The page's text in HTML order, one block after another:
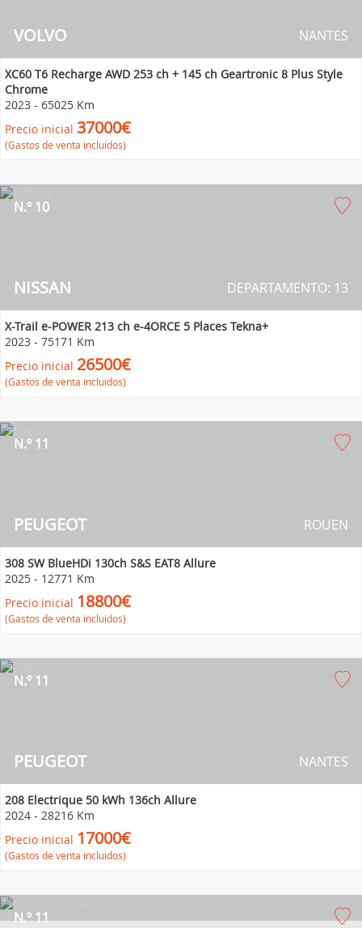
VOLVO NANTES
XC60 T6 Recharge AWD 253 ch + 145 ch Geartronic 8 Plus Style
Chrome
2023 - 65025 Km
Precio inicial 37000€
(Gastos de venta incluidos)
NISSAN
N.º 10
DEPARTAMENTO: 13
X-Trail e-POWER 213 ch e-4ORCE 5 Places Tekna+
2023 - 75171 Km
Precio inicial 26500€
(Gastos de venta incluidos)
PEUGEOT
N.º 11
ROUEN
308 SW BlueHDi 130ch S&S EAT8 Allure
2025 - 12771 Km
Precio inicial 18800€
(Gastos de venta incluidos)
PEUGEOT
N.º 11
NANTES
208 Electrique 50 kWh 136ch Allure
2024 - 28216 Km
Precio inicial 17000€
(Gastos de venta incluidos)
N.º 11